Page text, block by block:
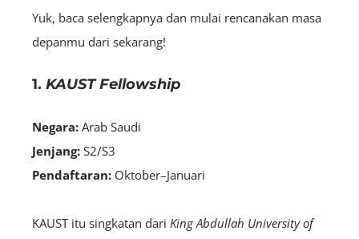
Yuk, baca selengkapnya dan mulai rencanakan masa
depanmu dari sekarang!
1. KAUST Fellowship
Negara: Arab Saudi
Jenjang: S2/S3
Pendaftaran: Oktober–Januari
KAUST itu singkatan dari King Abdullah University of